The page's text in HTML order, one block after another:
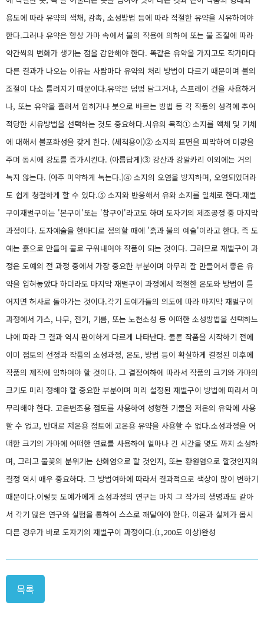
용도에 따라 유약의 색채, 감촉, 소성방법 등에 따라 적절한 유약을 시유하여야
한다.그러나 유약은 항상 가마 속에서 불의 작용에 의하여 또는 불 조절에 따라
약간씩의 변화가 생기는 점을 감안해야 한다. 똑같은 유약을 가지고도 작가마다
다른 결과가 나오는 이유는 사람마다 유약의 처리 방법이 다르기 때문이며 불의
조절이 다소 틀려지기 때문이다.유약은 덤벙 담그거나, 스프레이 건을 사용하거
나, 또는 유약을 흘려서 입히거나 붓으로 바르는 방법 등 각 작품의 성격에 추어
적당한 시유방법을 선택하는 것도 중요하다.시유의 목적① 소지를 액체 및 기체
에 대해서 불포화성을 갖게 한다. (세척용이)② 소지의 표면을 피막하여 미광을
주며 동시에 강도를 증가시킨다. (아름답게)③ 강산과 강알카리 이외에는 거의
녹지 않는다. (아주 미약하게 녹는다.)④ 소지의 오염을 방지하며, 오염되었더라
도 쉽게 청결하게 할 수 있다.⑤ 소지와 반응해서 유와 소지를 일체로 한다.재벌
구이재벌구이는 '본구이'또는 '참구이'라고도 하며 도자기의 제조공정 중 마지막
과정이다. 도자예술을 한마디로 정의할 때에 '흙과 불의 예술'이라고 한다. 즉 도
예는 흙으로 만들어 불로 구워내어야 작품이 되는 것이다. 그러므로 재벌구이 과
정은 도예의 전 과정 중에서 가장 중요한 부분이며 아무리 잘 만들어서 좋은 유
약을 입혀놓았다 하더라도 마지막 재벌구이 과정에서 적절한 온도와 방법이 틀
어지면 허사로 돌아가는 것이다.각기 도예가들의 의도에 따라 마지막 재벌구이
과정에서 가스, 나무, 전기, 기름, 또는 노천소성 등 어떠한 소성방법을 선택하느
냐에 따라 그 결과 역시 판이하게 다르게 나타난다. 물론 작품을 시작하기 전에
이미 점토의 선정과 작품의 소성과정, 온도, 방법 등이 확실하게 결정된 이후에
작품의 제작에 임하여야 할 것이다. 그 결정여하에 따라서 작품의 크기와 가마의
크기도 미리 정해야 할 중요한 부분이며 미리 설정된 재벌구이 방법에 따라서 마
무리해야 한다. 고온번조용 점토를 사용하여 성형한 기물을 저온의 유약에 사용
할 수 없고, 반대로 저온용 점토에 고온용 유약을 사용할 수 없다.소성과정을 어
떠한 크기의 가마에 어떠한 연료를 사용하여 얼마나 긴 시간을 몇도 까지 소성하
며, 그리고 불꽃의 분위기는 산화염으로 할 것인지, 또는 환원염으로 할것인지의
결정 역시 매우 중요하다. 그 방법여하에 따라서 결과적으로 색상이 많이 변하기
때문이다.이렇듯 도예가에게 소성과정의 연구는 마치 그 작가의 생명과도 같아
서 각기 많은 연구와 실험을 통하여 스스로 깨달아야 한다. 이론과 실제가 몹시
다른 경우가 바로 도자기의 재벌구이 과정이다.(1,200도 이상)완성
목록